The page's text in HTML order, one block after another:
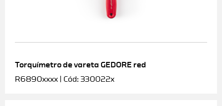
Torquímetro de vareta GEDORE red
R6890xxxx | Cód: 330022x